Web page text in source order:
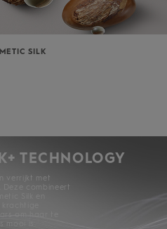
SILK
TECHNOLOGY
verrijkt met
Deze combineert
Silk en
om haar te
mooi is.